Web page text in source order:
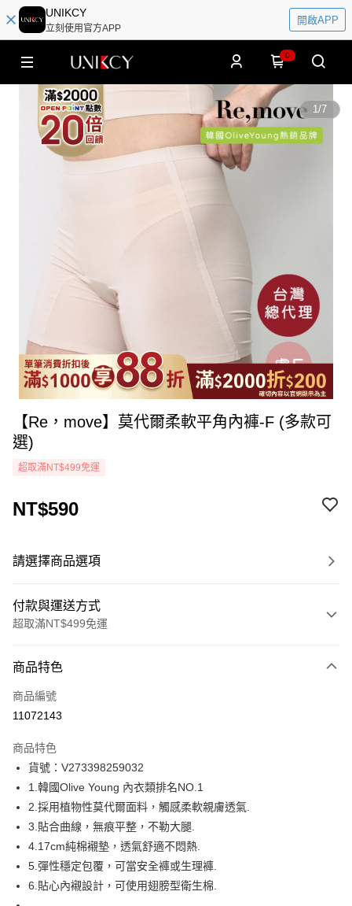
UNIKCY
立刻使用官方APP
開啟APP
0
1/7
【Re，move】莫代爾柔軟平角內褲-F (多款可
選)
超取滿NT$499免運
NT$590
請選擇商品選項
付款與運送方式
超取滿NT$499免運
icash Pay
信用卡一次付款
LINE Pay
Apple Pay
街口支付
悠遊付
Google Pay
商品特色
商品編號
11072143
商品特色
貨號：V273398259032
1.韓國Olive Young 內衣類排名NO.1
2.採用植物性莫代爾面料，觸感柔軟親膚透氣.
3.貼合曲線，無痕平整，不勒大腿.
4.17cm純棉襯墊，透氣舒適不悶熱.
5.彈性穩定包覆，可當安全褲或生理褲.
6.貼心內襯設計，可使用翅膀型衛生棉.